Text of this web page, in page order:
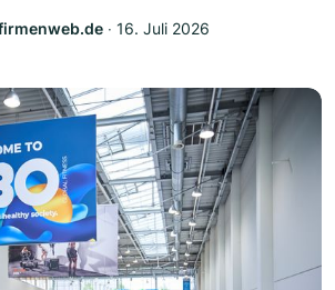
‧ 16. Juli 2026